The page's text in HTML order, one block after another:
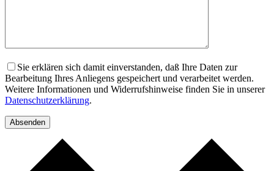
Sie erklären sich damit einverstanden, daß Ihre Daten zur
Bearbeitung Ihres Anliegens gespeichert und verarbeitet werden.
Weitere Informationen und Widerrufshinweise finden Sie in unserer
Datenschutzerklärung.